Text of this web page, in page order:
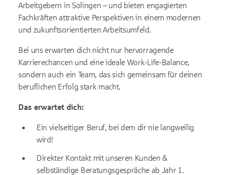
Arbeitgebern in Solingen – und bieten engagierten
Fachkräften attraktive Perspektiven in einem modernen
und zukunftsorientierten Arbeitsumfeld.
Bei uns erwarten dich nicht nur hervorragende
Karrierechancen und eine ideale Work-Life-Balance,
sondern auch ein Team, das sich gemeinsam für deinen
beruflichen Erfolg stark macht.
Das erwartet dich:
Ein vielseitiger Beruf, bei dem dir nie langweilig
wird!
Direkter Kontakt mit unseren Kunden &
selbständige Beratungsgespräche ab Jahr 1.